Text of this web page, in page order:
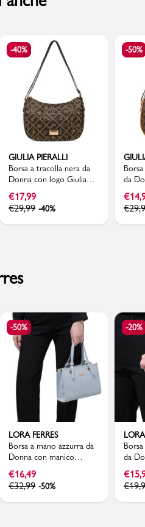
-40%
GIULIA PIERALLI
Borsa a tracolla nera da
Donna con logo Giulia
Pieralli
€17,99
€29,99 -40%
-50%
da
logo
€
€
-50%
LORA FERRES
Borsa a mano azzurra da
Donna con manico
dettaglio nodo Lora
Ferres
€16,49
€32,99 -50%
-20%
da
€
€